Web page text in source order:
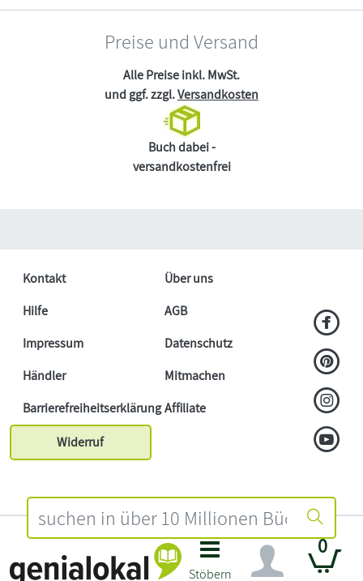
Stöbern
0
Preise und Versand
Alle Preise inkl. MwSt.
und ggf. zzgl.Versandkosten
Buch dabei -
versandkostenfrei
Kontakt
Über uns
Hilfe
AGB
Impressum
Datenschutz
Händler
Mitmachen
BarrierefreiheitserklärungAffiliate
Widerruf